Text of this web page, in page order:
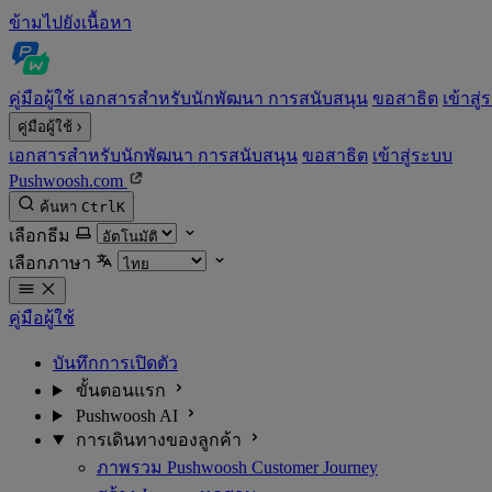
ข้ามไปยังเนื้อหา
คู่มือผู้ใช้ เอกสารสำหรับนักพัฒนา การสนับสนุน ขอสาธิต เข้าสู่
คู่มือผู้ใช้
เอกสารสำหรับนักพัฒนา การสนับสนุน ขอสาธิต เข้าสู่ระบบ
Pushwoosh.com
ค้นหา CtrlK
เลือกธีม
เลือกภาษา
คู่มือผู้ใช้
บันทึกการเปิดตัว
ขั้นตอนแรก
Pushwoosh AI
การเดินทางของลูกค้า
ภาพรวม Pushwoosh Customer Journey